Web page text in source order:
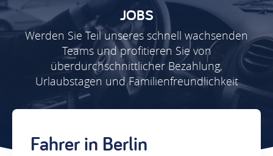
JOBS
Werden Sie Teil unseres schnell wachsenden
Teams und profitieren Sie von
überdurchschnittlicher Bezahlung,
Urlaubstagen und Familienfreundlichkeit
Fahrer in Berlin